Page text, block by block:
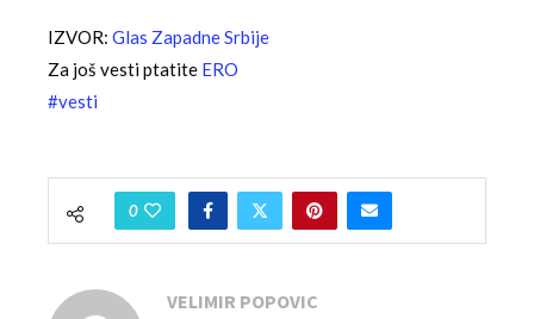
IZVOR: Glas Zapadne Srbije
Za još vesti ptatite ERO
#vesti
0
VELIMIR POPOVIC